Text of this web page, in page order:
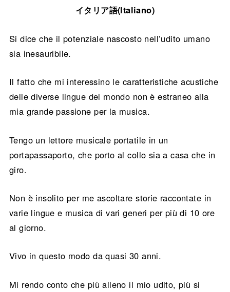
イタリア語(Italiano)
Si dice che il potenziale nascosto nell’udito umano
sia inesauribile.
Il fatto che mi interessino le caratteristiche acustiche
delle diverse lingue del mondo non è estraneo alla
mia grande passione per la musica.
Tengo un lettore musicale portatile in un
portapassaporto, che porto al collo sia a casa che in
giro.
Non è insolito per me ascoltare storie raccontate in
varie lingue e musica di vari generi per più di 10 ore
al giorno.
Vivo in questo modo da quasi 30 anni.
Mi rendo conto che più alleno il mio udito, più si